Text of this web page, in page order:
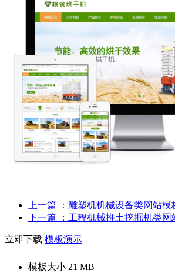
上一篇
：雕塑机机械设备类网站模
下一篇
：工程机械推土挖掘机类网
立即下载 模板演示
模板大小 21 MB